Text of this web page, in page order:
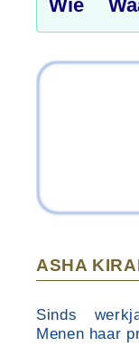
Wie
ASHA
Sinds
Menen haar